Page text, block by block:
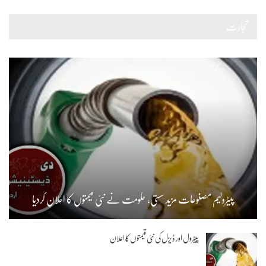
پیٹرولیم مصنوعات مزید سستی، حکومت نے نئی قیمتوں کا اعلان کردیا
پیٹرول اور ڈیزل کی نئی قیمتوں کا اعلان